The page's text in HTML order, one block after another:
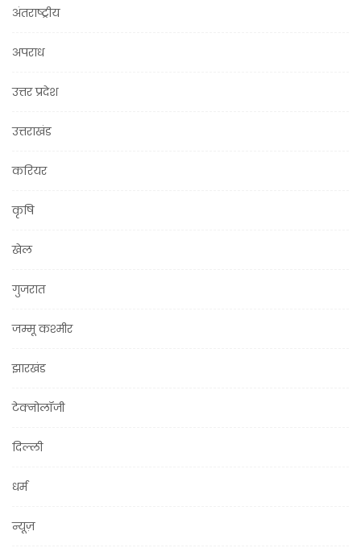
अंतराष्ट्रीय
अपराध
उत्तर प्रदेश
उत्तराखंड
करियर
कृषि
खेल
गुजरात
जम्मू कश्मीर
झारखंड
टेक्नोलॉजी
दिल्ली
धर्म
न्यूज़